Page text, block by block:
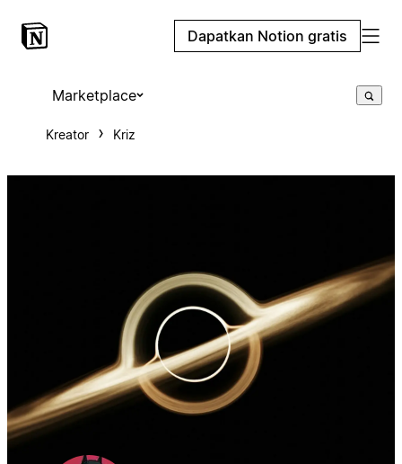
Dapatkan Notion gratis
Marketplace
Kreator Kriz